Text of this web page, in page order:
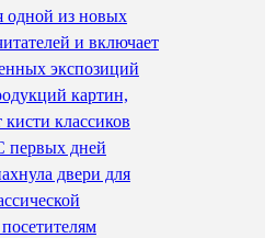
одной из новых
и включает
экспозиций
картин,
классиков
первых дней
двери для